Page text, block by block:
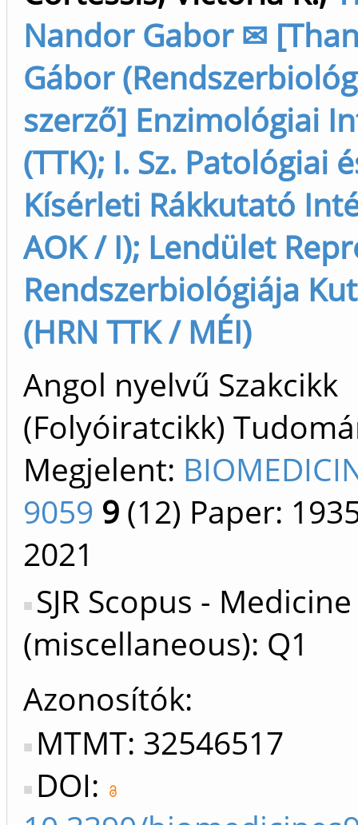
Nandor Gabor ✉
Gábor
szerző] Enzimológiai
(TTK); I. Sz. Patológiai
Kísérleti Rákkutató
AOK / I); Lendület
Rendszerbiológiája
(HRN TTK / MÉI)
Angol nyelvű Szakcikk
(Folyóiratcikk)
Megjelent:
9059 9 (12) Paper:
2021
SJR Scopus - Medicine
(miscellaneous): Q1
Azonosítók
MTMT: 32546517
DOI: